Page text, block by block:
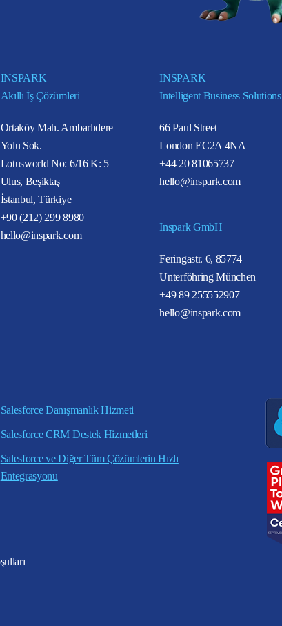
INSPARK
Akıllı İş Çözümleri
Ortaköy Mah. Ambarlıdere
Yolu Sok.
Lotusworld No: 6/16 K: 5
Ulus, Beşiktaş
İstanbul, Türkiye
+90 (212) 299 8980
hello@inspark.com
INSPARK
Intelligent Business Solutions
66 Paul Street
London EC2A 4NA
+44 20 81065737
hello@inspark.com
Inspark GmbH
Feringastr. 6, 85774
Unterföhring München
+49 89 255552907
hello@inspark.com
Salesforce Danışmanlık Hizmeti
Salesforce CRM Destek Hizmetleri
Salesforce ve Diğer Tüm Çözümlerin Hızlı
Entegrasyonu